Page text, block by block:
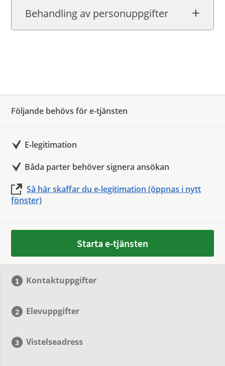
Behandling av personuppgifter
Följande behövs för e-tjänsten
E-legitimation
Båda parter behöver signera ansökan
Så här skaffar du e-legitimation (öppnas i nytt
fönster)
Starta e-tjänsten
Kontaktuppgifter
Elevuppgifter
Vistelseadress